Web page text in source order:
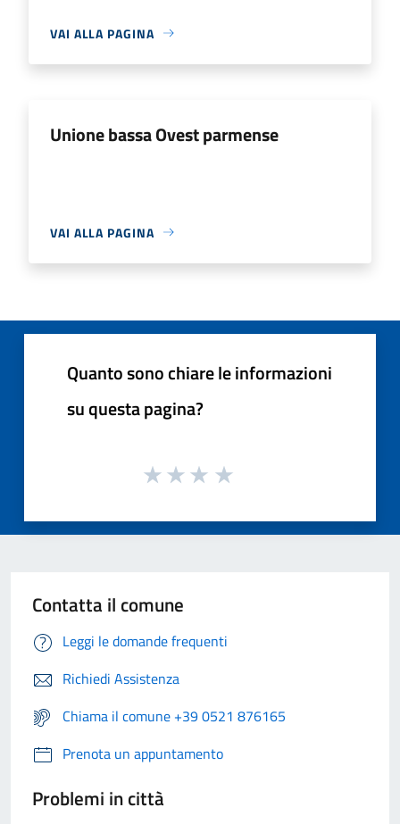
VAI ALLA PAGINA
Unione bassa Ovest parmense
VAI ALLA PAGINA
Quanto sono chiare le informazioni
su questa pagina?
Contatta il comune
Leggi le domande frequenti
Richiedi Assistenza
Chiama il comune +39 0521 876165
Prenota un appuntamento
Problemi in città